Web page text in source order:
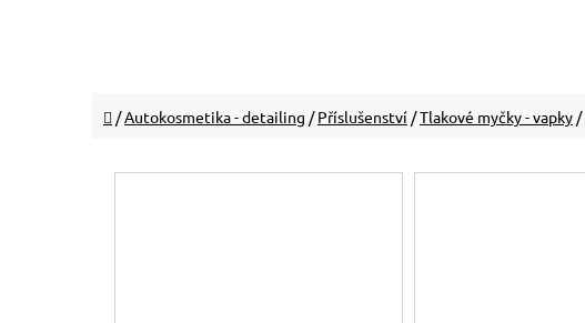
Domů
/Autokosmetika - detailing / Příslušenství /Tlakové myčky - vapky /